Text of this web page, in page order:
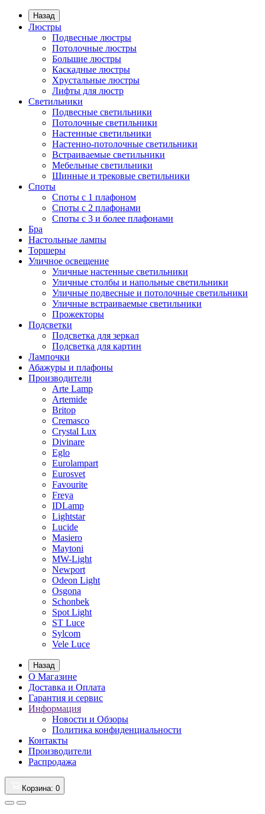
Назад
Люстры
Подвесные люстры
Потолочные люстры
Большие люстры
Каскадные люстры
Хрустальные люстры
Лифты для люстр
Светильники
Подвесные светильники
Потолочные светильники
Настенные светильники
Настенно-потолочные светильники
Встраиваемые светильники
Мебельные светильники
Шинные и трековые светильники
Споты
Споты с 1 плафоном
Споты с 2 плафонами
Споты с 3 и более плафонами
Бра
Настольные лампы
Торшеры
Уличное освещение
Уличные настенные светильники
Уличные столбы и напольные светильники
Уличные подвесные и потолочные светильники
Уличные встраиваемые светильники
Прожекторы
Подсветки
Подсветка для зеркал
Подсветка для картин
Лампочки
Абажуры и плафоны
Производители
Arte Lamp
Artemide
Britop
Cremasco
Crystal Lux
Divinare
Eglo
Eurolampart
Eurosvet
Favourite
Freya
IDLamp
Lightstar
Lucide
Masiero
Maytoni
MW-Light
Newport
Odeon Light
Osgona
Schonbek
Spot Light
ST Luce
Sylcom
Vele Luce
Назад
О Магазине
Доставка и Оплата
Гарантия и сервис
Информация
Новости и Обзоры
Политика конфиденциальности
Контакты
Производители
Распродажа
Корзина: 0